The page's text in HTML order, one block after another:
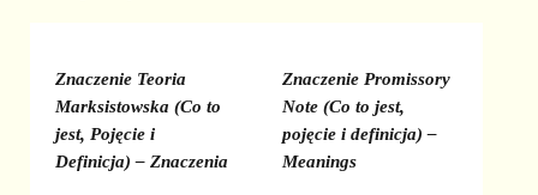
Znaczenie Teoria
Marksistowska (Co to
jest, Pojęcie i
Definicja) – Znaczenia
Znaczenie Promissory
Note (Co to jest,
pojęcie i definicja) –
Meanings